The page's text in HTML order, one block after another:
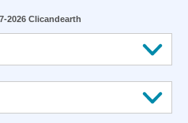
2026 Clicandearth